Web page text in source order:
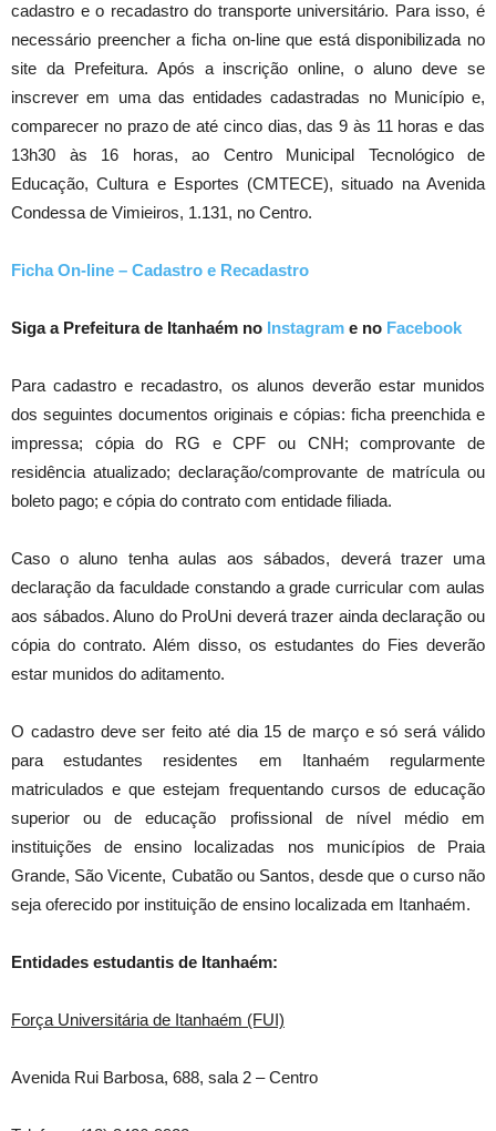
cadastro e o recadastro do transporte universitário. Para isso, é
necessário preencher a ficha on-line que está disponibilizada no
site da Prefeitura. Após a inscrição online, o aluno deve se
inscrever em uma das entidades cadastradas no Município e,
comparecer no prazo de até cinco dias, das 9 às 11 horas e das
13h30 às 16 horas, ao Centro Municipal Tecnológico de
Educação, Cultura e Esportes (CMTECE), situado na Avenida
Condessa de Vimieiros, 1.131, no Centro.
Ficha On-line – Cadastro e Recadastro
Siga a Prefeitura de Itanhaém no Instagram e no Facebook
Para cadastro e recadastro, os alunos deverão estar munidos
dos seguintes documentos originais e cópias: ficha preenchida e
impressa; cópia do RG e CPF ou CNH; comprovante de
residência atualizado; declaração/comprovante de matrícula ou
boleto pago; e cópia do contrato com entidade filiada.
Caso o aluno tenha aulas aos sábados, deverá trazer uma
declaração da faculdade constando a grade curricular com aulas
aos sábados. Aluno do ProUni deverá trazer ainda declaração ou
cópia do contrato. Além disso, os estudantes do Fies deverão
estar munidos do aditamento.
O cadastro deve ser feito até dia 15 de março e só será válido
para estudantes residentes em Itanhaém regularmente
matriculados e que estejam frequentando cursos de educação
superior ou de educação profissional de nível médio em
instituições de ensino localizadas nos municípios de Praia
Grande, São Vicente, Cubatão ou Santos, desde que o curso não
seja oferecido por instituição de ensino localizada em Itanhaém.
Entidades estudantis de Itanhaém:
Força Universitária de Itanhaém (FUI)
Avenida Rui Barbosa, 688, sala 2 – Centro